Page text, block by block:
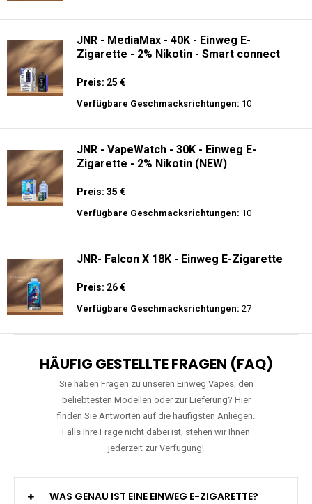
JNR - MediaMax - 40K - Einweg E-
Zigarette - 2% Nikotin - Smart connect
Preis: 25 €
Verfügbare Geschmacksrichtungen: 10
JNR - VapeWatch - 30K - Einweg E-
Zigarette - 2% Nikotin (NEW)
Preis: 35 €
Verfügbare Geschmacksrichtungen: 10
JNR- Falcon X 18K - Einweg E-Zigarette
Preis: 26 €
Verfügbare Geschmacksrichtungen: 27
HÄUFIG GESTELLTE FRAGEN (FAQ)
Sie haben Fragen zu unseren Einweg Vapes, den
beliebtesten Modellen oder zur Lieferung? Hier
finden Sie Antworten auf die häufigsten Anliegen.
Falls Ihre Frage nicht dabei ist, stehen wir Ihnen
jederzeit zur Verfügung!
WAS GENAU IST EINE EINWEG E-ZIGARETTE?